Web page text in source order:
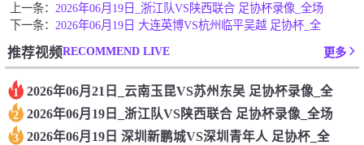
上一条： 2026年06月19日_浙江队VS陕西联合 足协杯录像_全场
下一条： 2026年06月19日 大连英博VS杭州临平吴越 足协杯_全
推荐视频RECOMMEND LIVE 更多
1 2026年06月21日_云南玉昆VS苏州东吴 足协杯录像_全
2 2026年06月19日_浙江队VS陕西联合 足协杯录像_全场
3 2026年06月19日 深圳新鹏城VS深圳青年人 足协杯_全